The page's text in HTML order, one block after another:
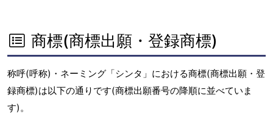
商標(商標出願・登録商標)
称呼(呼称)・ネーミング「シンタ」における商標(商標出願・登
録商標)は以下の通りです(商標出願番号の降順に並べていま
す)。